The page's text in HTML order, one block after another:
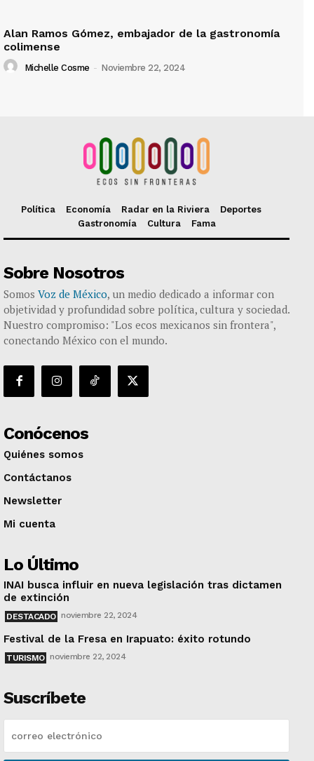
Alan Ramos Gómez, embajador de la gastronomía
colimense
Michelle Cosme - Noviembre 22, 2024
Política Economía Radar en la Riviera
Deportes
Gastronomía
Cultura Fama
Sobre Nosotros
Somos Voz de México, un medio dedicado a informar con
objetividad y profundidad sobre política, cultura y sociedad.
Nuestro compromiso: "Los ecos mexicanos sin frontera",
conectando México con el mundo.
Conócenos
Quiénes somos
Contáctanos
Newsletter
Mi cuenta
Lo Último
INAI busca influir en nueva legislación tras dictamen
de extinción
DESTACADO noviembre 22, 2024
Festival de la Fresa en Irapuato: éxito rotundo
TURISMO noviembre 22, 2024
Suscríbete